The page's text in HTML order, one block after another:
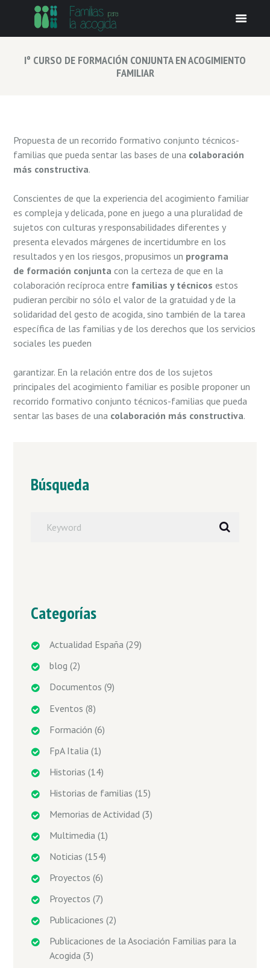
Iº CURSO DE FORMACIÓN CONJUNTA EN ACOGIMIENTO
FAMILIAR
Propuesta de un recorrido formativo conjunto técnicos-
familias que pueda sentar las bases de una colaboración
más constructiva.
Conscientes de que la experiencia del acogimiento familiar
es compleja y delicada, pone en juego a una pluralidad de
sujetos con culturas y responsabilidades diferentes y
presenta elevados márgenes de incertidumbre en los
resultados y en los riesgos, propusimos un programa
de formación conjuntacon la certeza de que en la
colaboración recíproca entre familias y técnicos estos
pudieran percibir no sólo el valor de la gratuidad y de la
solidaridad del gesto de acogida, sino también de la tarea
específica de las familias y de los derechos que los servicios
sociales les pueden
garantizar. En la relación entre dos de los sujetos
principales del acogimiento familiar es posible proponer un
recorrido formativo conjunto técnicos-familias que pueda
sentar las bases de una colaboración más constructiva.
Búsqueda
Categorías
Actualidad España (29)
blog (2)
Documentos (9)
Eventos (8)
Formación (6)
FpA Italia (1)
Historias (14)
Historias de familias (15)
Memorias de Actividad (3)
Multimedia (1)
Noticias (154)
Proyectos (6)
Proyectos (7)
Publicaciones (2)
Publicaciones de la Asociación Familias para la
Acogida (3)